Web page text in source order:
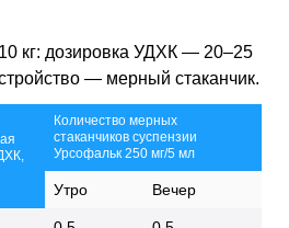
кг: дозировка УДХК — 20–25
— мерный стаканчик.
Количество мерных
стаканчиков суспензии
Урсофальк 250 мг/5 мл
Утро Вечер